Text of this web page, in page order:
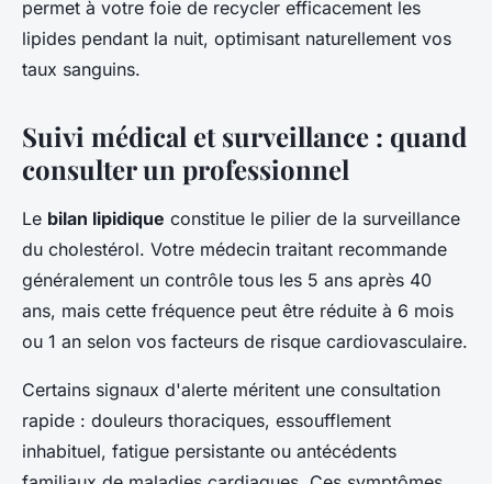
permet à votre foie de recycler efficacement les
lipides pendant la nuit, optimisant naturellement vos
taux sanguins.
Suivi médical et surveillance : quand
consulter un professionnel
Le bilan lipidique constitue le pilier de la surveillance
du cholestérol. Votre médecin traitant recommande
généralement un contrôle tous les 5 ans après 40
ans, mais cette fréquence peut être réduite à 6 mois
ou 1 an selon vos facteurs de risque cardiovasculaire.
Certains signaux d'alerte méritent une consultation
rapide : douleurs thoraciques, essoufflement
inhabituel, fatigue persistante ou antécédents